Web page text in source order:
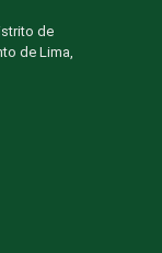
de
de Lima,